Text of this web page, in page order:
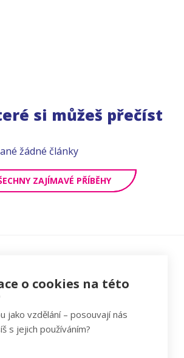
si můžeš přečíst
žádné články
ZAJÍMAVÉ PŘÍBĚHY
o cookies na této
jako vzdělání – posouvají nás
s jejich používáním?